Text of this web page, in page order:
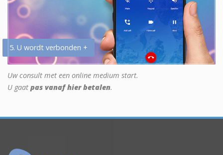
5. U wordt verbonden +
Uw consult met een online medium start.
U gaat pas vanaf hier betalen.